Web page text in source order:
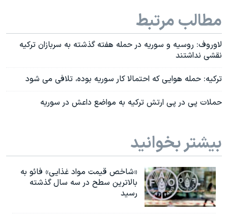
مطالب مرتبط
لاوروف: روسیه و سوریه در حمله هفته گذشته به سربازان ترکیه
نقشی نداشتند
ترکیه: حمله هوایی که احتمالا کار سوریه بوده، تلافی می شود
حملات پی در پی ارتش ترکیه به مواضع داعش در سوریه
بیشتر بخوانید
«شاخص قیمت مواد غذایی» فائو به
بالاترین سطح در سه سال گذشته
رسید